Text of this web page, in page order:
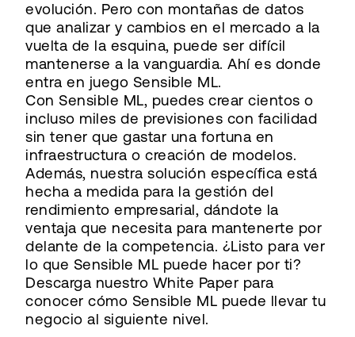
evolución. Pero con montañas de datos
que analizar y cambios en el mercado a la
vuelta de la esquina, puede ser difícil
mantenerse a la vanguardia. Ahí es donde
entra en juego Sensible ML.
Con Sensible ML, puedes crear cientos o
incluso miles de previsiones con facilidad
sin tener que gastar una fortuna en
infraestructura o creación de modelos.
Además, nuestra solución específica está
hecha a medida para la gestión del
rendimiento empresarial, dándote la
ventaja que necesita para mantenerte por
delante de la competencia. ¿Listo para ver
lo que Sensible ML puede hacer por ti?
Descarga nuestro White Paper para
conocer cómo Sensible ML puede llevar tu
negocio al siguiente nivel.